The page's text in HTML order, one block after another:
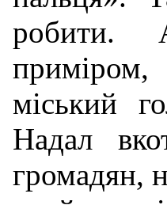
робити.
міський
Надал
громадян,